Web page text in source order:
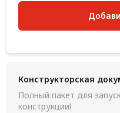
Конструкторская
Полный пакет для
конструкции!